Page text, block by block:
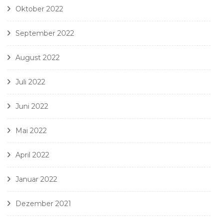
Oktober 2022
September 2022
August 2022
Juli 2022
Juni 2022
Mai 2022
April 2022
Januar 2022
Dezember 2021